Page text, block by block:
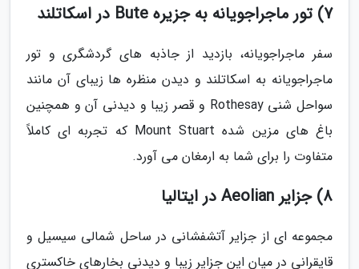
7) تور ماجراجویانه به جزیره Bute در اسکاتلند
سفر ماجراجویانه، بازدید از جاذبه های گردشگری و تور
ماجراجویانه به اسکاتلند و دیدن منظره ها زیبای آن مانند
سواحل شنی Rothesay و قصر زیبا و دیدنی آن و همچنین
باغ های مزین شده Mount Stuart که تجربه ای کاملاً
متفاوت را برای شما به ارمغان می آورد.
8) جزایر Aeolian در ایتالیا
مجموعه ای از جزایر آتشفشانی در ساحل شمالی سیسیل و
قایقرانی در میان این جزایر زیبا و دیدنی بخارهای خاکستری